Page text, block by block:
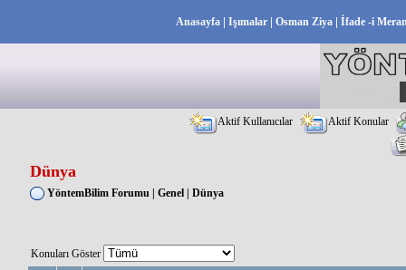
Anasayfa| Işımalar| Osman Ziya| İfade -i
Aktif Kullanıcılar Aktif Konular
Dünya
YöntemBilim Forumu| Genel| Dünya
Konuları Göster